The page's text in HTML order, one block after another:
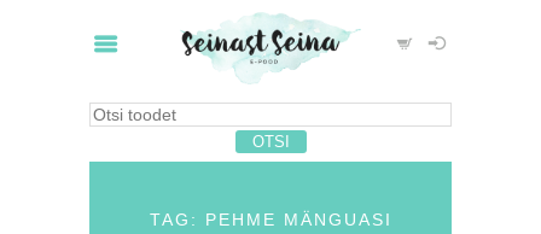
TAG: PEHME MÄNGUASI